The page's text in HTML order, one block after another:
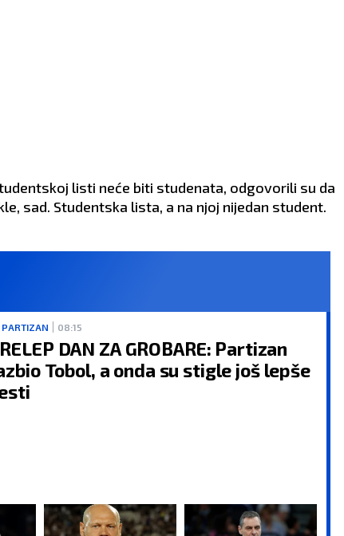
listi neće biti studenata, odgovorili su da
sad. Studentska lista, a na njoj nijedan student.
PARTIZAN 08:15
DAN ZA GROBARE: Partizan
Tobol, a onda su stigle još lepše